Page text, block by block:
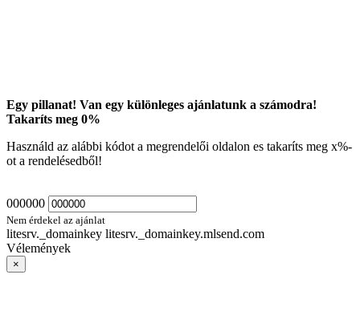
Egy pillanat! Van egy különleges ajánlatunk a számodra!
Takaríts meg 0%
Használd az alábbi kódot a megrendelői oldalon es takaríts meg x%-
ot a rendelésedből!
000000
Nem érdekel az ajánlat
litesrv._domainkey litesrv._domainkey.mlsend.com
Vélemények
×